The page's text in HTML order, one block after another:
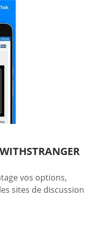
vos options,
sites de discussion